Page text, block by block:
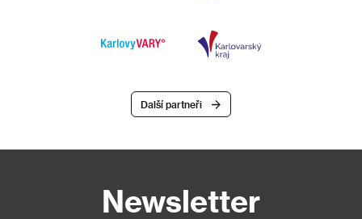
Další partneři
Newsletter